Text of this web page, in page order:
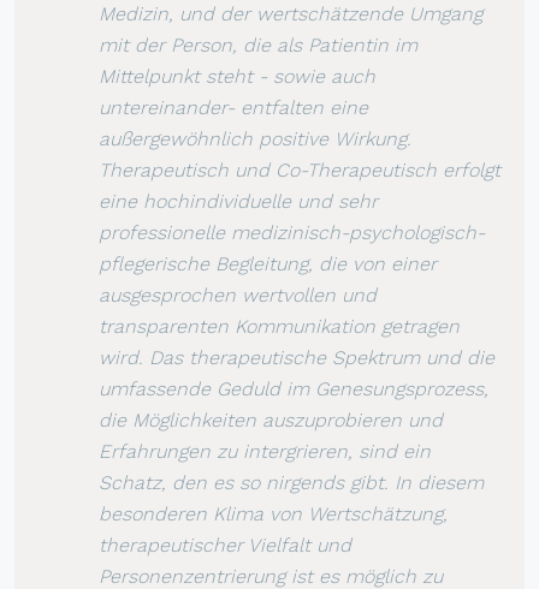
Medizin, und der wertschätzende Umgang
mit der Person, die als Patientin im
Mittelpunkt steht - sowie auch
untereinander- entfalten eine
außergewöhnlich positive Wirkung.
Therapeutisch und Co-Therapeutisch erfolgt
eine hochindividuelle und sehr
professionelle medizinisch-psychologisch-
pflegerische Begleitung, die von einer
ausgesprochen wertvollen und
transparenten Kommunikation getragen
wird. Das therapeutische Spektrum und die
umfassende Geduld im Genesungsprozess,
die Möglichkeiten auszuprobieren und
Erfahrungen zu intergrieren, sind ein
Schatz, den es so nirgends gibt. In diesem
besonderen Klima von Wertschätzung,
therapeutischer Vielfalt und
Personenzentrierung ist es möglich zu